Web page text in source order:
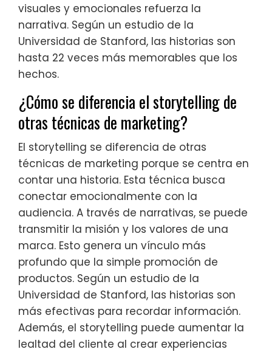
visuales y emocionales refuerza la
narrativa. Según un estudio de la
Universidad de Stanford, las historias son
hasta 22 veces más memorables que los
hechos.
¿Cómo se diferencia el storytelling de
otras técnicas de marketing?
El storytelling se diferencia de otras
técnicas de marketing porque se centra en
contar una historia. Esta técnica busca
conectar emocionalmente con la
audiencia. A través de narrativas, se puede
transmitir la misión y los valores de una
marca. Esto genera un vínculo más
profundo que la simple promoción de
productos. Según un estudio de la
Universidad de Stanford, las historias son
más efectivas para recordar información.
Además, el storytelling puede aumentar la
lealtad del cliente al crear experiencias